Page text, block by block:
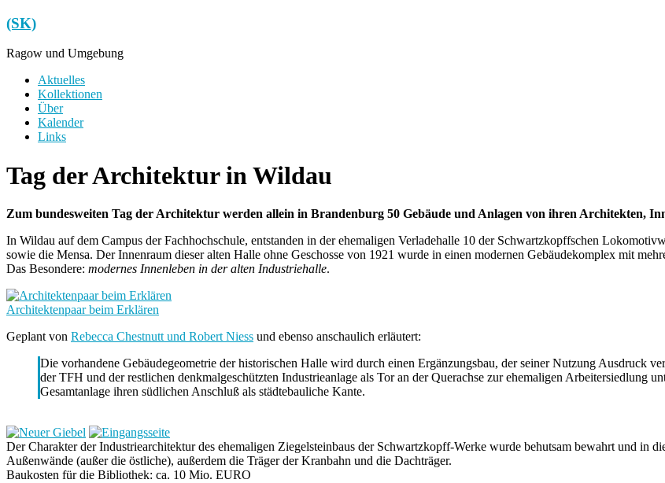
Zum
Inhalt
springen
(SK)
Ragow und Umgebung
Menü
Aktuelles
Kollektionen
Über
Kalender
Links
Tag der Architektur in Wildau
Zum bundesweiten Tag der Architektur werden allein in Brandenburg 50 Gebäude und Anlagen von ihren Architekten,
In Wildau auf dem Campus der Fachhochschule, entstanden in der ehemaligen Verladehalle 10 der Schwartzkopffschen
sowie die Mensa. Der Innenraum dieser alten Halle ohne Geschosse von 1921 wurde in einen modernen Gebäudekomplex mit
Das Besondere: modernes Innenleben in der alten Industriehalle.
Architektenpaar beim Erklären
Geplant von Rebecca Chestnutt und Robert Niess und ebenso anschaulich erläutert:
Die vorhandene Gebäudegeometrie der historischen Halle wird durch einen Ergänzungsbau, der seiner Nutzung Ausdruck
der TFH und der restlichen denkmalgeschützten Industrieanlage als Tor an der Querachse zur ehemaligen Arbeitersiedlung
Gesamtanlage ihren südlichen Anschluß als städtebauliche Kante.
Der Charakter der Industriearchitektur des ehemaligen Ziegelsteinbaus der Schwartzkopff-Werke wurde behutsam bewahrt und in
Außenwände (außer die östliche), außerdem die Träger der Kranbahn und die Dachträger.
Baukosten für die Bibliothek: ca. 10 Mio. EURO